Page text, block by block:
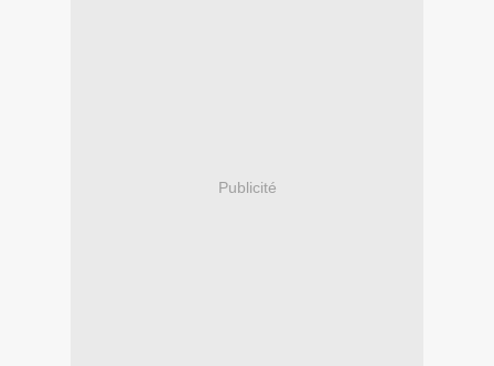
Publicité